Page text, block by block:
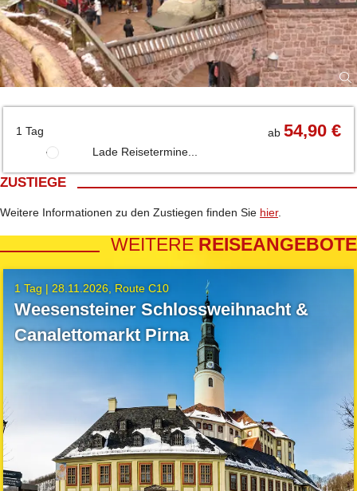
1 Tag ab54,90 €
Lade Reisetermine...
ZUSTIEGE
Weitere Informationen zu den Zustiegen finden Sie hier.
WEITERE REISEANGEBOTE
1 Tag | 28.11.2026 Route C10
Weesensteiner Schlossweihnacht &
Canalettomarkt Pirna